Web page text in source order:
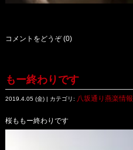
コメントをどうぞ (0)
もー終わりです
2019.4.05 (金) | カテゴリ: 八坂通り燕楽情報
桜ももー終わりです